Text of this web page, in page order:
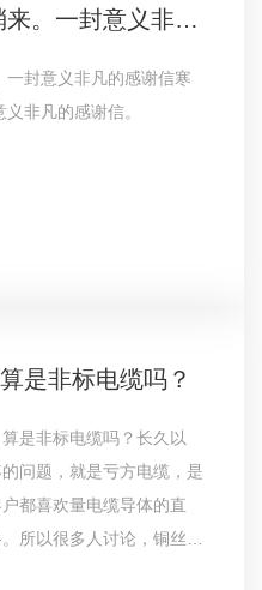
寒随严冬去,春上柳梢来。一封意义非凡的感谢信
封意义非凡的感谢信寒
非凡的感谢信。
是非标电缆吗？
是非标电缆吗？长久以
问题，就是亏方电缆，是
都喜欢量电缆导体的直
所以很多人讨论，铜丝直